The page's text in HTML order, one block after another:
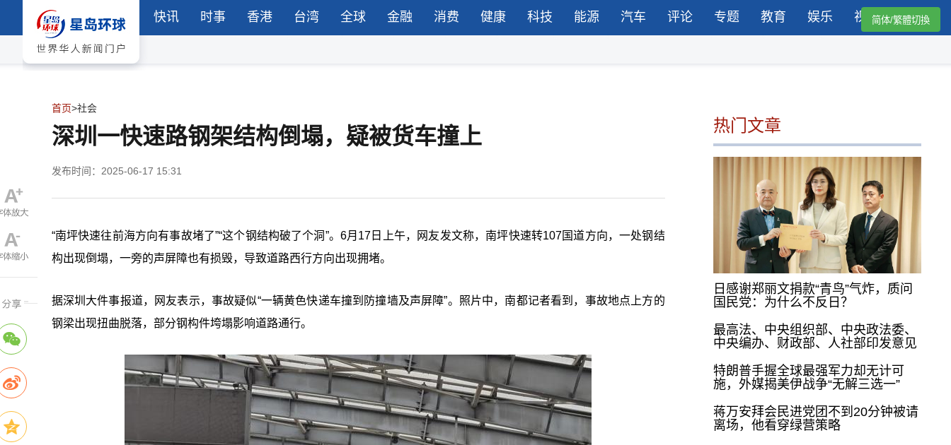
快讯 时事 香港 台湾 全球 金融 消费 健康 科技 能源 汽车 评论 专题 教育 娱乐 视频简体/繁體切換
首页>社会
深圳一快速路钢架结构倒塌，疑被货车撞上
发布时间：2025-06-17 15:31
“南坪快速往前海方向有事故堵了”“这个钢结构破了个洞”。6月17日上午，网友发文称，南坪快速转107国道方向，一处钢结
构出现倒塌，一旁的声屏障也有损毁，导致道路西行方向出现拥堵。
据深圳大件事报道，
网友表示，事故疑似“一辆黄色快递车撞到防撞墙及声屏障”。照片中，南都记者看到，事故地点上方的
钢梁出现扭曲脱落，部分钢构件垮塌影响道路通行。
热门文章
日感谢郑丽文捐款“青鸟”气炸，质问
国民党：为什么不反日？
最高法、中央组织部、中央政法委、
中央编办、财政部、人社部印发意见
特朗普手握全球最强军力却无计可
施，外媒揭美伊战争“无解三选一”
蒋万安拜会民进党团不到20分钟被请
离场，他看穿绿营策略